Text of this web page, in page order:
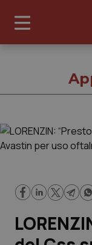
Governo e
Regioni e Asl